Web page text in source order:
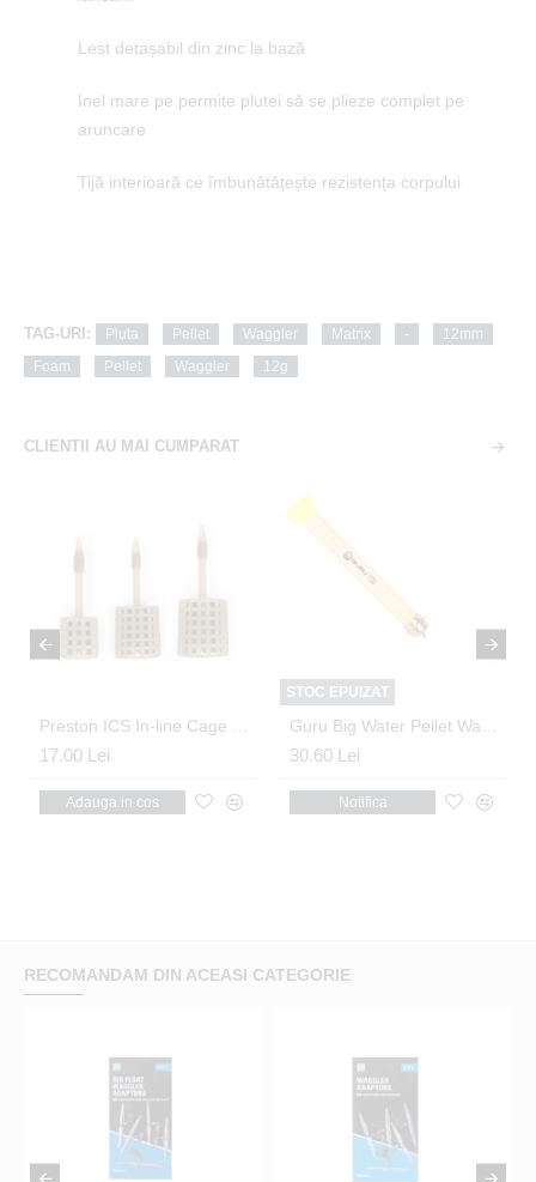
Lest detașabil din zinc la bază
Inel mare pe permite plutei să se plieze complet pe
aruncare
Tijă interioară ce îmbunătățește rezistența corpului
TAG-URI: Pluta Pellet Waggler Matrix -
12mm
Foam
Pellet Waggler 12g
CLIENTII AU MAI CUMPARAT
Preston ICS In-line Cage Feeder M 30g Guru Big Water Pellet Waggler 10g
Notifica Adauga in cos
RECOMANDAM DIN ACEASI CATEGORIE